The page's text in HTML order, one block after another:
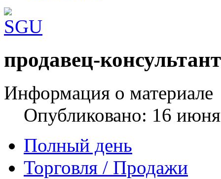
продавец-
Информация о материале
Опубликовано: 16
Полный день
Торговля / Продажи